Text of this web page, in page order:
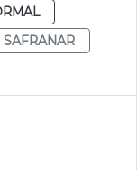
SAFRANAR